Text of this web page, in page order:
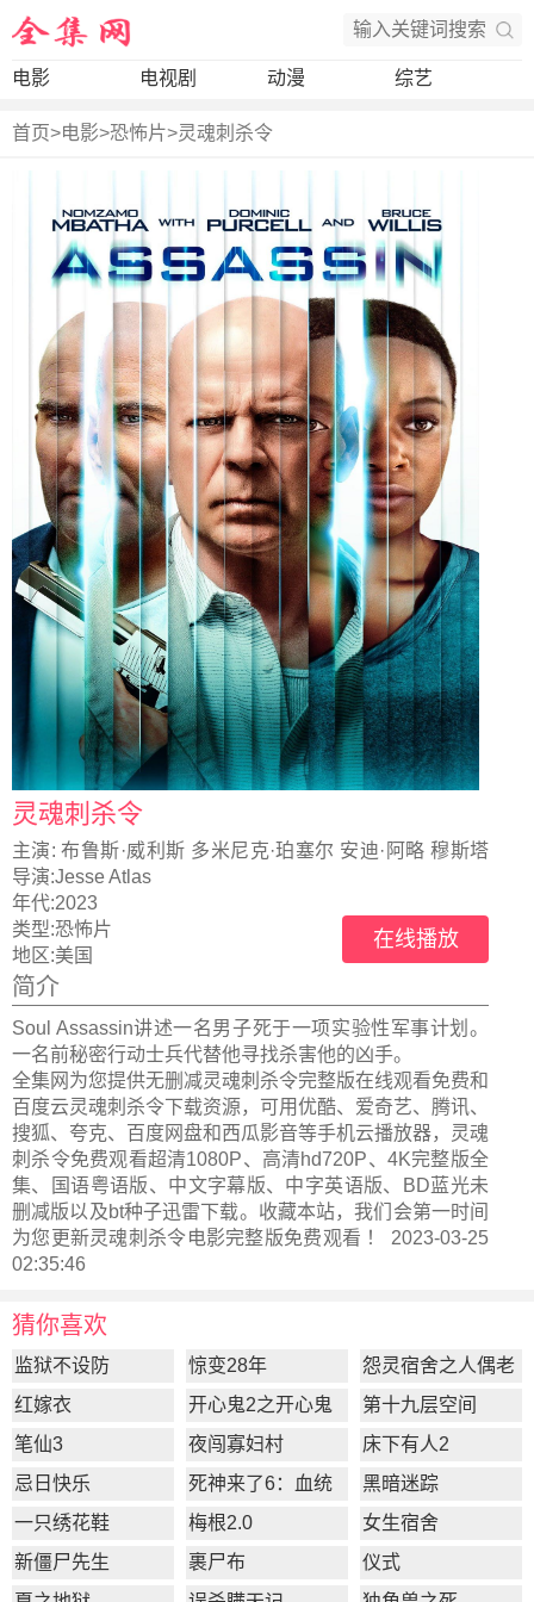
电影 电视剧 动漫 综艺
首页>电影>恐怖片>灵魂刺杀令
灵魂刺杀令
主演: 布鲁斯·威利斯 多米尼克·珀塞尔 安迪·阿略 穆斯塔
法·沙基尔
导演:Jesse Atlas
年代:2023
类型:恐怖片
地区:美国
在线播放
简介
Soul Assassin讲述一名男子死于一项实验性军事计划。
一名前秘密行动士兵代替他寻找杀害他的凶手。
全集网为您提供无删减灵魂刺杀令完整版在线观看免费和
百度云灵魂刺杀令下载资源，可用优酷、爱奇艺、腾讯、
搜狐、夸克、百度网盘和西瓜影音等手机云播放器，灵魂
刺杀令免费观看超清1080P、高清hd720P、4K完整版全
集、国语粤语版、中文字幕版、中字英语版、BD蓝光未
删减版以及bt种子迅雷下载。收藏本站，我们会第一时间
为您更新灵魂刺杀令电影完整版免费观看 ！ 2023-03-25
02:35:46
猜你喜欢
监狱不设防 惊变28年
怨灵宿舍之人偶老
师
红嫁衣
开心鬼2之开心鬼
放暑假
第十九层空间
笔仙3
夜闯寡妇村
床下有人2
忌日快乐
死神来了6：血统
黑暗迷踪
一只绣花鞋
梅根2.0
女生宿舍
新僵尸先生
裹尸布
仪式